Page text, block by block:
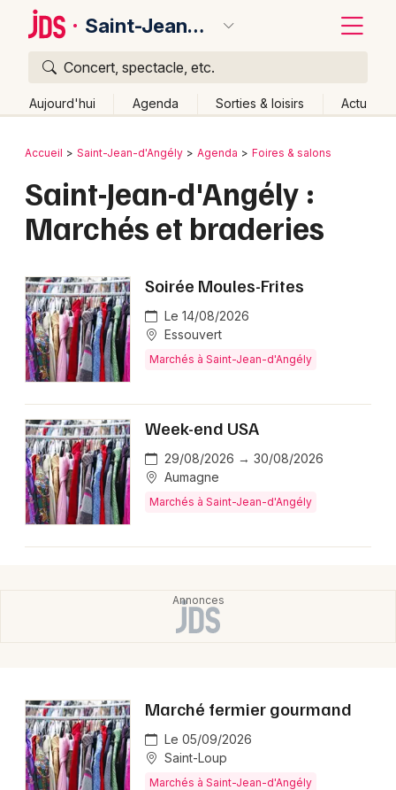
Saint-Jean-d'Angély
Concert, spectacle, etc.
Aujourd'hui Agenda Sorties & loisirs Actu
Publier un événement
Activité & Expérience
Manifestations
Spectacles
Concerts
Sports
Marchés en Charente-Maritime
Marchés en Poitou-Charente
Bordeaux
Colmar
Lyon
Marseille
Mulhouse
Montpellier
Nantes
Nice
Paris
Strasbourg
Retour
Accueil Saint-Jean-d'Angély Agenda Foires & salons
Saint-Jean-d'Angély :
Marchés et braderies
Soirée Moules-Frites
Le 14/08/2026
Essouvert
Marchés à Saint-Jean-d'Angély
Week-end USA
29/08/2026 → 30/08/2026
Aumagne
Marchés à Saint-Jean-d'Angély
Marché fermier gourmand
Le 05/09/2026
Saint-Loup
Marchés à Saint-Jean-d'Angély
Quoi ?
Où ?
Charente-Maritime (17)
Poitou-Charente
Partout
Près de moi
Changer de lieu
Aujourd'hui
Demain Ce week-end Autre